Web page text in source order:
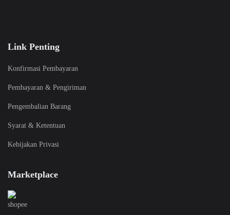
Link Penting
Konfirmasi Pembayaran
Pembayaran & Pengiriman
Pengembalian Barang
Syarat & Ketentuan
Kebijakan Privasi
Marketplace